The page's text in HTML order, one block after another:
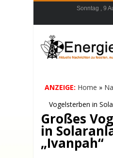
Sonntag , 9
ANZEIGE: Home »
Vogelsterben in
Großes
in
„Ivanpah“